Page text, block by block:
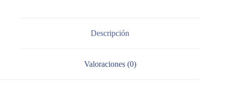
Descripción
Valoraciones (0)